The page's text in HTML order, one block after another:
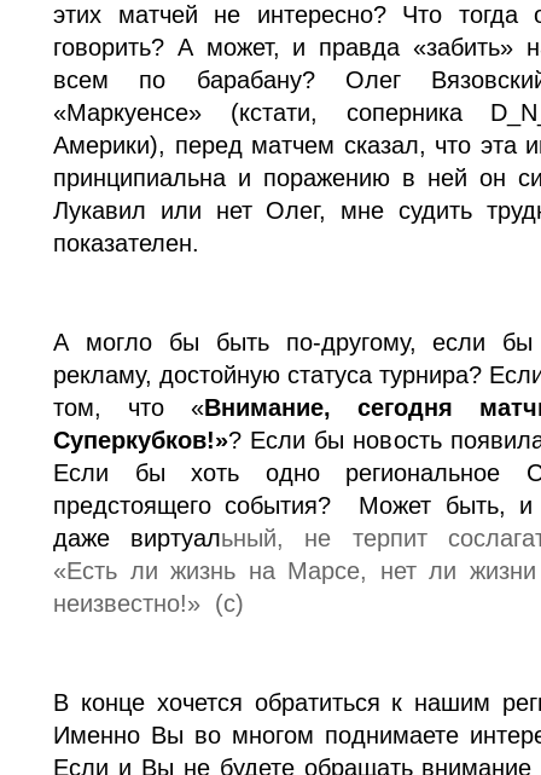
этих матчей не интересно? Что тогда
говорить? А может, и правда «забить»
всем по барабану? Олег
«Маркуенсе» (кстати, соперника
Америки), перед матчем сказал, что эта
принципиальна и поражению в ней он
Лукавил или нет Олег, мне судить
показателен.
А могло бы быть по-другому, если бы
рекламу, достойную статуса турнира?
том, что «Внимание, сегодня
Суперкубков!»? Если бы новость
Если бы хоть одно региональное
предстоящего события? Может быть,
даже виртуальный, не терпит
«Есть ли жизнь на Марсе, нет ли
неизвестно!» (с)
В конце хочется обратиться к нашим
Именно Вы во многом поднимаете
Если и Вы не будете обращать